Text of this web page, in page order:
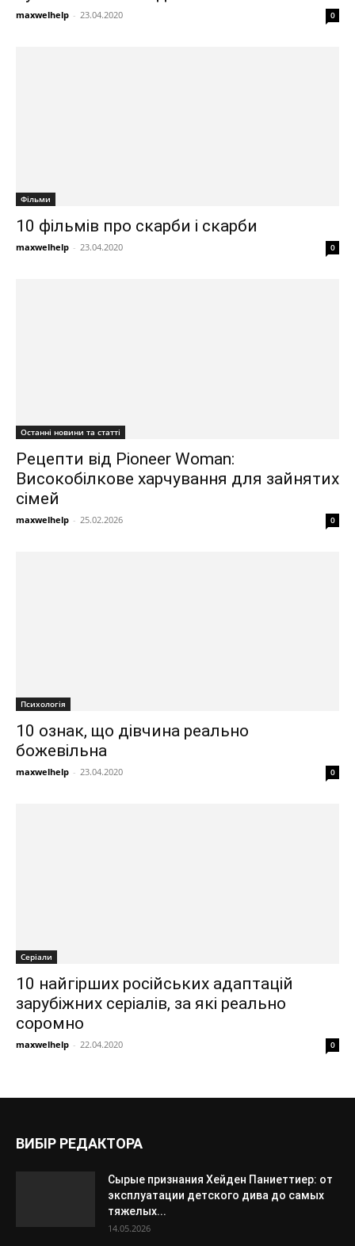
maxwelhelp - 23.04.2020 0
Фільми
10 фільмів про скарби і скарби
maxwelhelp - 23.04.2020 0
Останні новини та статті
Рецепти від Pioneer Woman:
Високобілкове харчування для зайнятих
сімей
maxwelhelp - 25.02.2026 0
Психологія
10 ознак, що дівчина реально
божевільна
maxwelhelp - 23.04.2020 0
Серіали
10 найгірших російських адаптацій
зарубіжних серіалів, за які реально
соромно
maxwelhelp - 22.04.2020 0
ВИБІР РЕДАКТОРА
Сырые признания Хейден Паниеттиер: от
эксплуатации детского дива до самых
тяжелых...
14.05.2026